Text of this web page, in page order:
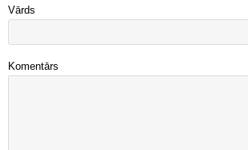
Vārds
Komentārs